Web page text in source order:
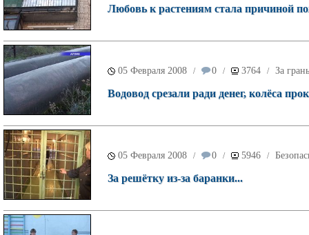
Любовь к растениям стала причиной
05 Февраля 2008 / 0 / 3764 / За
Водовод срезали ради денег, колёса
05 Февраля 2008 / 0 / 5946 /
За решётку из-за баранки...